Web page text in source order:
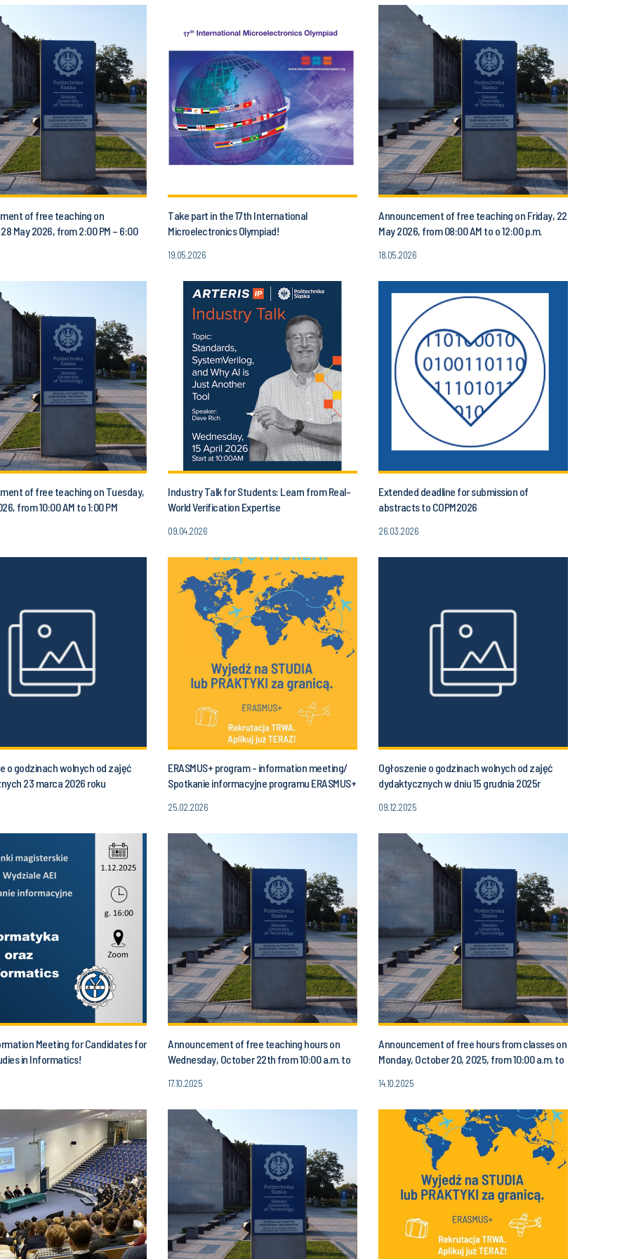
of free teaching on
May 2026, from 2:00 PM – 6:00
Take part in the 17th International
Microelectronics Olympiad!
19.05.2026
Announcement of free teaching on Friday, 22
May 2026, from 08:00 AM to o 12:00 p.m.
18.05.2026
of free teaching on Tuesday,
from 10:00 AM to 1:00 PM
Industry Talk for Students: Learn from Real-
World Verification Expertise
09.04.2026
Extended deadline for submission of
abstracts to COPM2026
26.03.2026
o godzinach wolnych od zajęć
23 marca 2026 roku
ERASMUS+ program - information meeting/
Spotkanie informacyjne programu ERASMUS+
25.02.2026
Ogłoszenie o godzinach wolnych od zajęć
dydaktycznych w dniu 15 grudnia 2025r
09.12.2025
Meeting for Candidates for
in Informatics!
Announcement of free teaching hours on
Wednesday, October 22th from 10:00 a.m. to
17.10.2025
Announcement of free hours from classes on
Monday, October 20, 2025, from 10:00 a.m. to
14.10.2025